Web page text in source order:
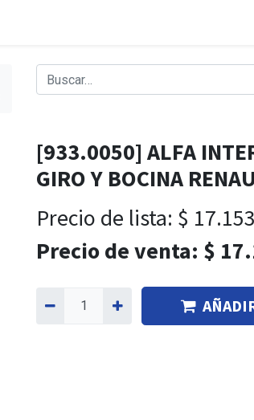
[933.0050] ALFA
GIRO Y BOCINA
Precio de lista: $
Precio de venta: $